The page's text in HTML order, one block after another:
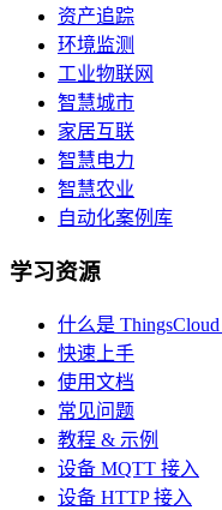
资产追踪
环境监测
工业物联网
智慧城市
家居互联
智慧电力
智慧农业
自动化案例库
学习资源
什么是 ThingsCloud
快速上手
使用文档
常见问题
教程 & 示例
设备 MQTT 接入
设备 HTTP 接入